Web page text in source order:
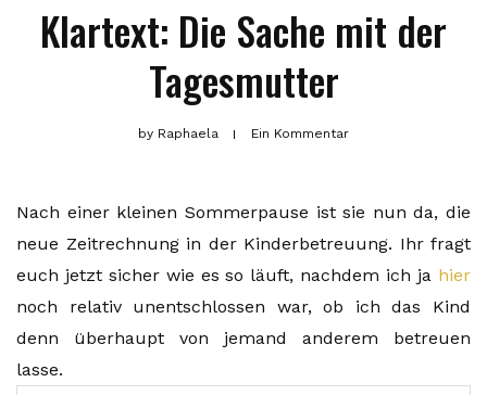
Klartext: Die Sache mit der
Tagesmutter
by Raphaela Ein Kommentar
Nach einer kleinen Sommerpause ist sie nun da, die
neue Zeitrechnung in der Kinderbetreuung. Ihr fragt
euch jetzt sicher wie es so läuft, nachdem ich ja hier
noch relativ unentschlossen war, ob ich das Kind
denn überhaupt von jemand anderem betreuen
lasse.